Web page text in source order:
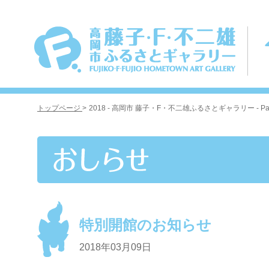
トップページ > 2018 - 高岡市 藤子・F・不二雄ふるさとギャラリー -
特別開館のお知らせ
2018年03月09日